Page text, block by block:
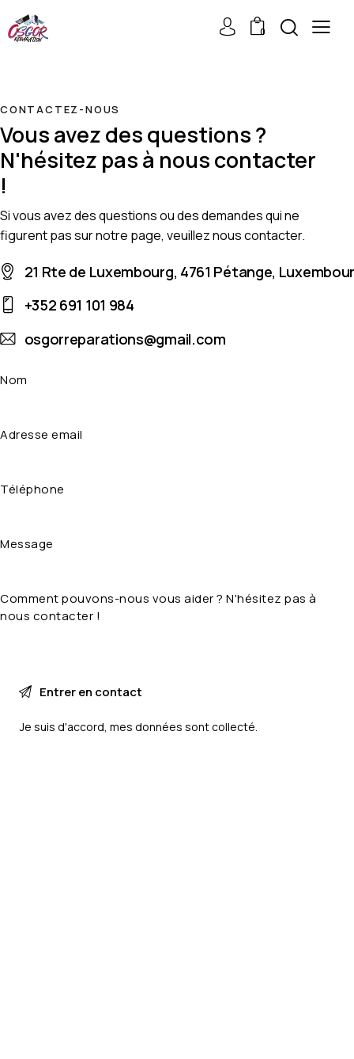
0
CONTACTEZ-NOUS
Vous avez des questions ?
N'hésitez pas à nous contacter
!
Si vous avez des questions ou des demandes qui ne
figurent pas sur notre page, veuillez nous contacter.
21 Rte de Luxembourg, 4761 Pétange,
+352 691 101 984
osgorreparations@gmail.com
Je suis d'accord, mes données sontcollecté